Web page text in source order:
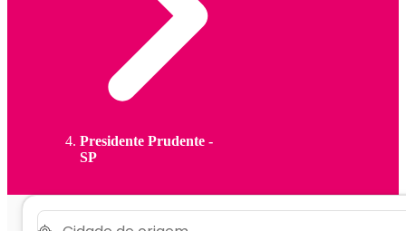
Presidente Prudente -
SP